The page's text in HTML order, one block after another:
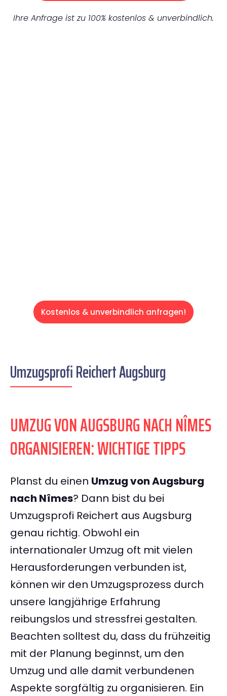
Ihre Anfrage ist zu 100% kostenlos & unverbindlich.
Kostenlos & unverbindlich anfragen!
Umzugsprofi Reichert Augsburg
UMZUG VON AUGSBURG NACH NÎMES
ORGANISIEREN: WICHTIGE TIPPS
Planst du einen Umzug von Augsburg
nach Nîmes? Dann bist du bei
Umzugsprofi Reichert aus Augsburg
genau richtig. Obwohl ein
internationaler Umzug oft mit vielen
Herausforderungen verbunden ist,
können wir den Umzugsprozess durch
unsere langjährige Erfahrung
reibungslos und stressfrei gestalten.
Beachten solltest du, dass du frühzeitig
mit der Planung beginnst, um den
Umzug und alle damit verbundenen
Aspekte sorgfältig zu organisieren. Ein